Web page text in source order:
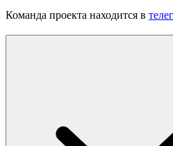
Команда проекта находится в